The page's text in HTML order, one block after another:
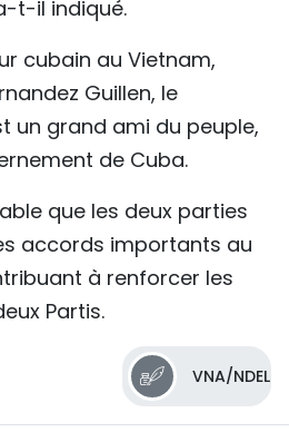
t-il indiqué.
cubain au Vietnam,
Guillen, le
un grand ami du peuple,
de Cuba.
que les deux parties
accords importants au
à renforcer les
Partis.
VNA/NDEL